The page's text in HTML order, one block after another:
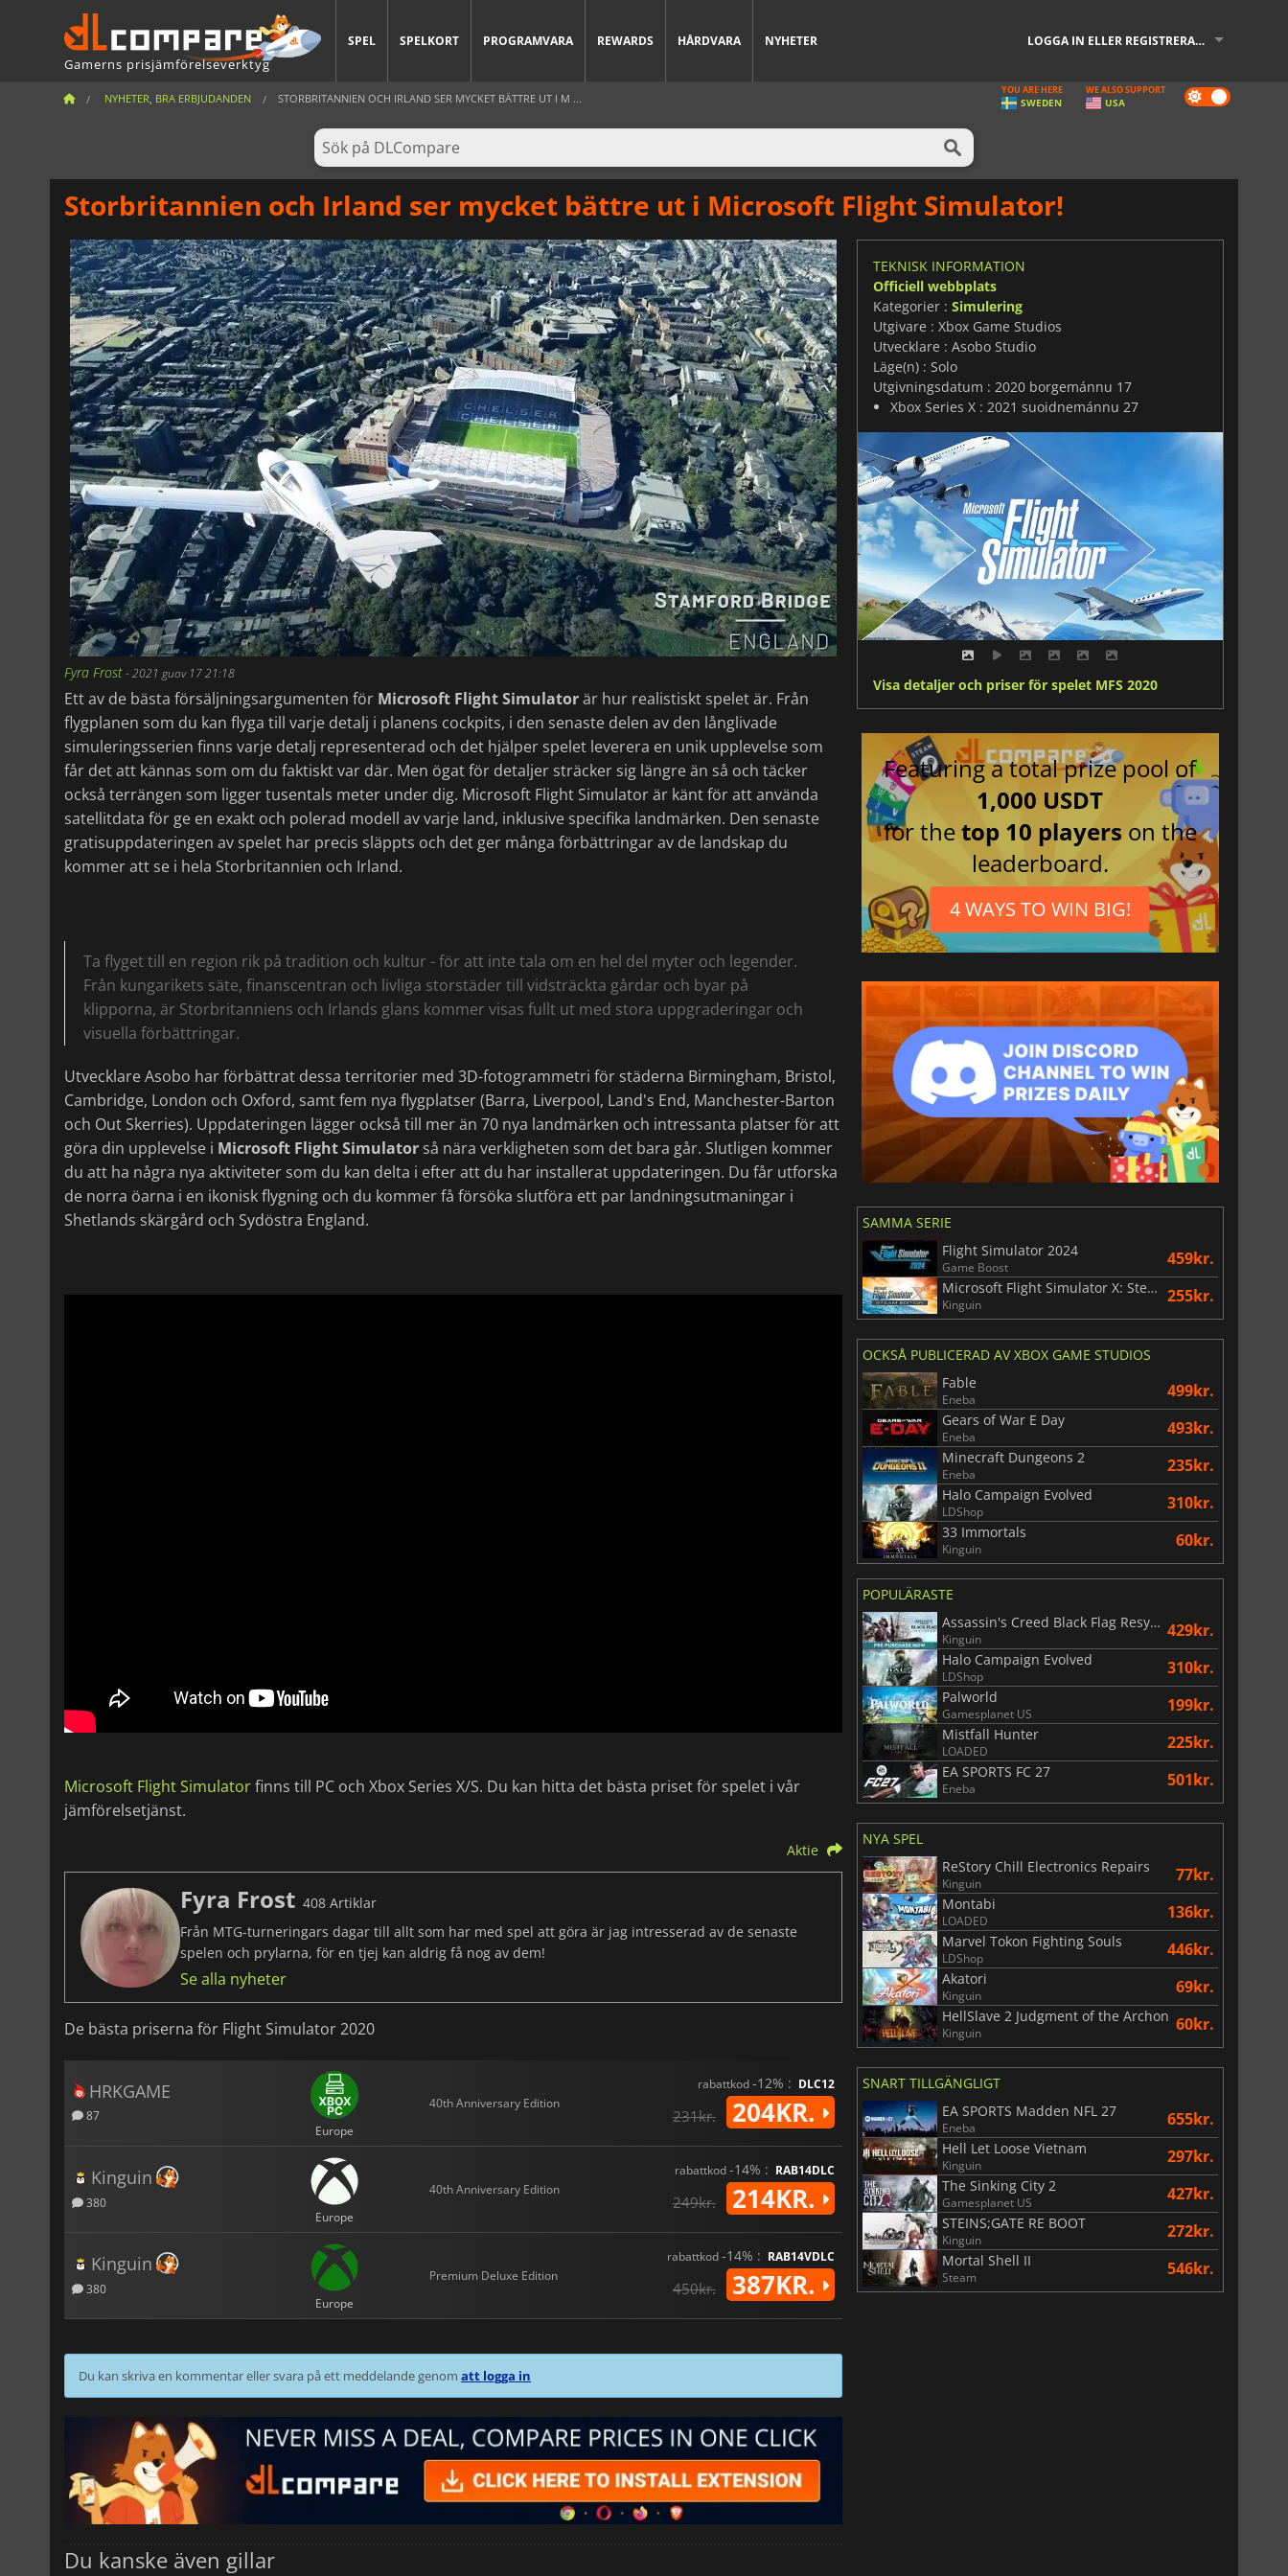
Gamerns prisjämförelseverktyg
SPEL SPELKORT PROGRAMVARA REWARDS HÅRDVARA NYHETER LOGGA IN ELLER REGISTRERA DIG
NYHETER, BRA ERBJUDANDEN STORBRITANNIEN OCH IRLAND SER MYCKET BÄTTRE UT I M ... Dark
mode
YOU ARE HERE
SWEDEN
WE ALSO SUPPORT
USA
Storbritannien och Irland ser mycket bättre ut i Microsoft Flight Simulator!
Fyra Frost-2021 guov 17 21:18
Ett av de bästa försäljningsargumenten för Microsoft Flight Simulatorär hur realistiskt spelet är. Från
flygplanen som du kan flyga till varje detalj i planens cockpits, i den senaste delen av den långlivade
simuleringsserien finns varje detalj representerad och det hjälper spelet leverera en unik upplevelse som
får det att kännas som om du faktiskt var där. Men ögat för detaljer sträcker sig längre än så och täcker
också terrängen som ligger tusentals meter under dig. Microsoft Flight Simulator är känt för att använda
satellitdata för ge en exakt och polerad modell av varje land, inklusive specifika landmärken. Den senaste
gratisuppdateringen av spelet har precis släppts och det ger många förbättringar av de landskap du
kommer att se i hela Storbritannien och Irland.
Ta flyget till en region rik på tradition och kultur - för att inte tala om en hel del myter och legender.
Från kungarikets säte, finanscentran och livliga storstäder till vidsträckta gårdar och byar på
klipporna, är Storbritanniens och Irlands glans kommer visas fullt ut med stora uppgraderingar och
visuella förbättringar.
Utvecklare Asobo har förbättrat dessa territorier med 3D-fotogrammetri för städerna Birmingham, Bristol,
Cambridge, London och Oxford, samt fem nya flygplatser (Barra, Liverpool, Land's End, Manchester-Barton
och Out Skerries). Uppdateringen lägger också till mer än 70 nya landmärken och intressanta platser för att
göra din upplevelse i Microsoft Flight Simulator så nära verkligheten som det bara går. Slutligen kommer
du att ha några nya aktiviteter som du kan delta i efter att du har installerat uppdateringen. Du får utforska
de norra öarna i en ikonisk flygning och du kommer få försöka slutföra ett par landningsutmaningar i
Shetlands skärgård och Sydöstra England.
Microsoft Flight Simulatorfinns till PC och Xbox Series X/S. Du kan hitta det bästa priset för spelet i vår
jämförelsetjänst.
Aktie
Fyra Frost 408 Artiklar
Från MTG-turneringars dagar till allt som har med spel att göra är jag intresserad av de senaste
spelen och prylarna, för en tjej kan aldrig få nog av dem!
Se alla nyheter
De bästa priserna för Flight Simulator 2020
HRKGAME
87
Europe
40th Anniversary Edition
rabattkod-12% : DLC12
231kr. 204KR.
Kinguin
380
Europe
40th Anniversary Edition
rabattkod-14% : RAB14DLC
249kr. 214KR.
Kinguin
380
Europe
Premium Deluxe Edition
rabattkod-14% : RAB14VDLC
450kr. 387KR.
Du kan skriva en kommentar eller svara på ett meddelande genom att logga in
Du kanske även gillar
TEKNISK INFORMATION
Officiell webbplats
Kategorier : Simulering
Utgivare : Xbox Game Studios
Utvecklare : Asobo Studio
Läge(n) : Solo
Utgivningsdatum : 2020 borgemánnu 17
Xbox Series X : 2021 suoidnemánnu 27
Visa detaljer och priser för spelet MFS 2020
Featuring a total prize pool of
1,000 USDT
for thetop 10 players on the
leaderboard.
4 WAYS TO WIN BIG!
SAMMA SERIE
Flight Simulator 2024
Game Boost 459kr.
Microsoft Flight Simulator X: Steam Edition
Kinguin 255kr.
OCKSÅ PUBLICERAD AV XBOX GAME STUDIOS
Fable
Eneba 499kr.
Gears of War E Day
Eneba 493kr.
Minecraft Dungeons 2
Eneba 235kr.
Halo Campaign Evolved
LDShop 310kr.
33 Immortals
Kinguin 60kr.
POPULÄRASTE
Assassin's Creed Black Flag Resynced
Kinguin 429kr.
Halo Campaign Evolved
LDShop 310kr.
Palworld
Gamesplanet US 199kr.
Mistfall Hunter
LOADED 225kr.
EA SPORTS FC 27
Eneba 501kr.
NYA SPEL
ReStory Chill Electronics Repairs
Kinguin 77kr.
Montabi
LOADED 136kr.
Marvel Tokon Fighting Souls
LDShop 446kr.
Akatori
Kinguin 69kr.
HellSlave 2 Judgment of the Archon
Kinguin 60kr.
SNART TILLGÄNGLIGT
EA SPORTS Madden NFL 27
Eneba 655kr.
Hell Let Loose Vietnam
Kinguin 297kr.
The Sinking City 2
Gamesplanet US 427kr.
STEINS;GATE RE BOOT
Kinguin 272kr.
Mortal Shell II
Steam 546kr.